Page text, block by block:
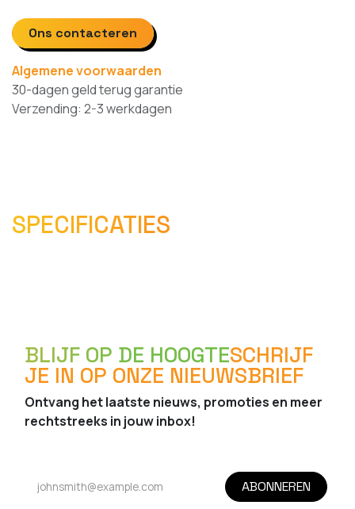
Ons contacteren
Algemene voorwaarden
30-dagen geld terug garantie
Verzending: 2-3 werkdagen
SPECIFICATIES
BLIJF OP DE HOOGTESCHRIJF
JE IN OP ONZE NIEUWSBRIEF
Ontvang het laatste nieuws, promoties en meer
rechtstreeks in jouw inbox!
ABONNEREN